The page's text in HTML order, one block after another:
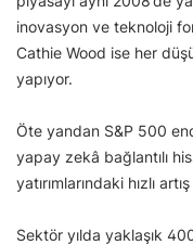
inovasyon ve teknoloji
Cathie Wood ise her
yapıyor.
Öte yandan S&P 500
yapay zekâ bağlantılı
yatırımlarındaki hızlı
Sektör yılda yaklaşık